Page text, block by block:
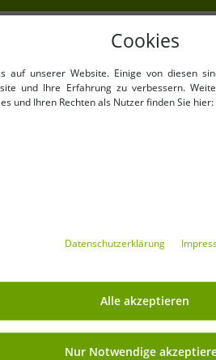
VORTEILE
100%
verpackt !
MIT
»
Cookies
auf unserer Website. Einige von diesen
und Ihre Erfahrung zu verbessern.
und Ihren Rechten als Nutzer finden Sie hier:
Daten­schutz­erklärung
Alle akzeptieren
Nur Notwendige